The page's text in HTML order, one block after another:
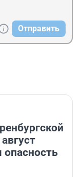
Отправить
опасность